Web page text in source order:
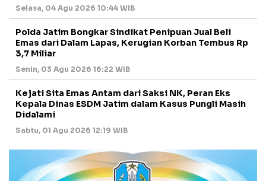
Selasa, 04 Agu 2026 10:44 WIB
Polda Jatim Bongkar Sindikat Penipuan Jual Beli
Emas dari Dalam Lapas, Kerugian Korban Tembus Rp
3,7 Miliar
Senin, 03 Agu 2026 16:22 WIB
Kejati Sita Emas Antam dari Saksi NK, Peran Eks
Kepala Dinas ESDM Jatim dalam Kasus Pungli Masih
Didalami
Sabtu, 01 Agu 2026 12:19 WIB